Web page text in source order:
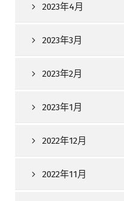
2023年4月
2023年3月
2023年2月
2023年1月
2022年12月
2022年11月